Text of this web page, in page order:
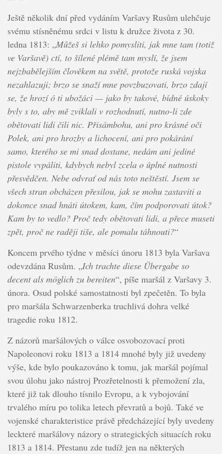
Ještě několik dní před vydáním Varšavy Rusům ulehčuje
svému stísněnému srdci v listu k družce života z 30.
ledna 1813: „Můžeš si lehko pomysliti, jak mne tam (totiž
ve Varšavě) ctí, to šílené plémě tam myslí, že jsem
nejzbabělejším člověkem na světě, protože ruská vojska
nezahlazuji; brzo se snaží mne povzbuzovati, brzo zdají
se, že hrozí ó ti ubožáci — jako by takové, bídné úskoky
byly s to, aby mě zviklali v rozhodnutí, nutno-li zde
obětovati lidi čili nic. Přisámbohu, ani pro krásné oči
Polek, ani pro hrozby a lichocení, ani pro pokárání
samo, kterého se mi snad dostane, nedám ani jediné
pistole vypáliti, kdybych nebyl zcela o úplné nutnosti
přesvědčen. Nebe odvrať od nás toto neštěstí. Jsem se
všech stran obcházen přesilou, jak se mohu zastaviti a
dokonce snad hnáti útokem, kam, čím podporovati útok?
Kam by to vedlo? Proč tedy obětovati lidi, a přece museti
zpět, proč ne raději tiše, ale pomalu táhnouti?“
Koncem prvého týdne v měsíci únoru 1813 byla Varšava
odevzdána Rusům. „Ich trachte diese Übergabe so
decent als möglich zu bereiten“, píše maršál z Varšavy 3.
února. Osud polské samostatnosti byl zpečetěn. To byla
pro maršála Schwarzenberka truchlivá dohra velké
tragedie roku 1812.
Z názorů maršálových o válce osvobozovací proti
Napoleonovi roku 1813 a 1814 mnohé byly již uvedeny
výše, kde bylo poukazováno k tomu, jak maršál pojímal
svou úlohu jako nástroj Prozřetelnosti k přemožení zla,
které již tak dlouho tísnilo Evropu, a k vybojování
trvalého míru po tolika letech převratů a bojů. Také ve
vojenské charakteristice právě předcházející byly uvedeny
leckteré maršálovy názory o strategických situacích roku
1813 a 1814. Přestanu zde tudíž jen na některých